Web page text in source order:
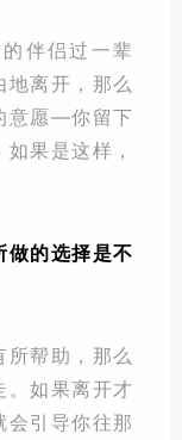
伴侣过一辈
离开，那么
意愿—你留下
果是这样，
做的选择是不
帮助，那么
。如果离开才
会引导你往那